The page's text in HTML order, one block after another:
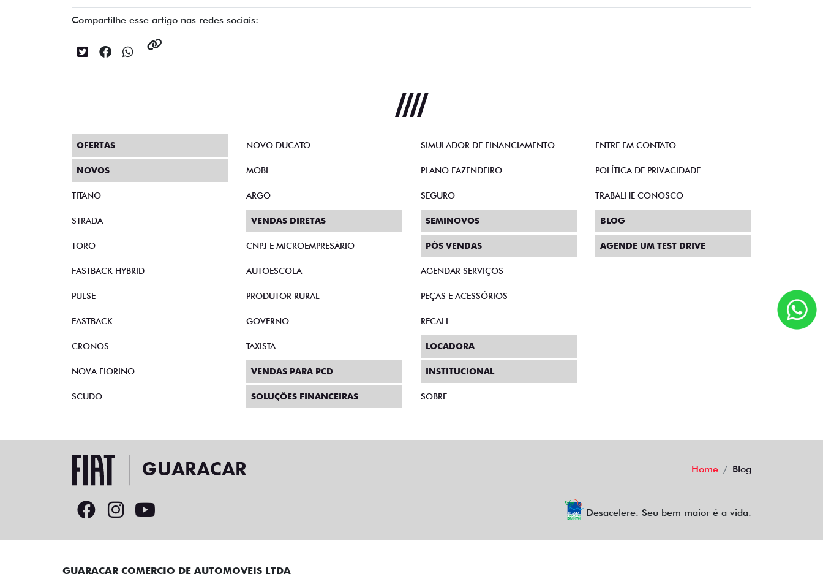
Compartilhe esse artigo nas redes sociais:
OFERTAS
NOVOS
TITANO
STRADA
TORO
FASTBACK HYBRID
PULSE
FASTBACK
CRONOS
NOVA FIORINO
SCUDO
NOVO DUCATO
MOBI
ARGO
VENDAS DIRETAS
CNPJ E MICROEMPRESÁRIO
AUTOESCOLA
PRODUTOR RURAL
GOVERNO
TAXISTA
VENDAS PARA PCD
SOLUÇÕES FINANCEIRAS
SIMULADOR DE FINANCIAMENTO
PLANO FAZENDEIRO
SEGURO
SEMINOVOS
PÓS VENDAS
AGENDAR SERVIÇOS
PEÇAS E ACESSÓRIOS
RECALL
LOCADORA
INSTITUCIONAL
SOBRE
ENTRE EM CONTATO
POLÍTICA DE PRIVACIDADE
TRABALHE CONOSCO
BLOG
AGENDE UM TEST DRIVE
Home Blog
Desacelere. Seu bem maior é a vida.
GUARACAR COMERCIO DE AUTOMOVEIS LTDA